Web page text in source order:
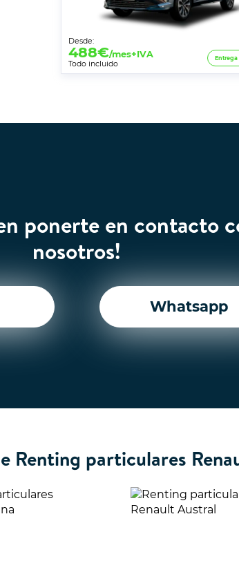
Desde:
488€/mes+IVA
Todo incluido
ponerte en contacto
nosotros!
Whatsapp
Renting particulares